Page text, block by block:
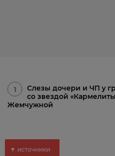
1
Слезы дочери и ЧП у
со звездой
Жемчужной
▼ источники